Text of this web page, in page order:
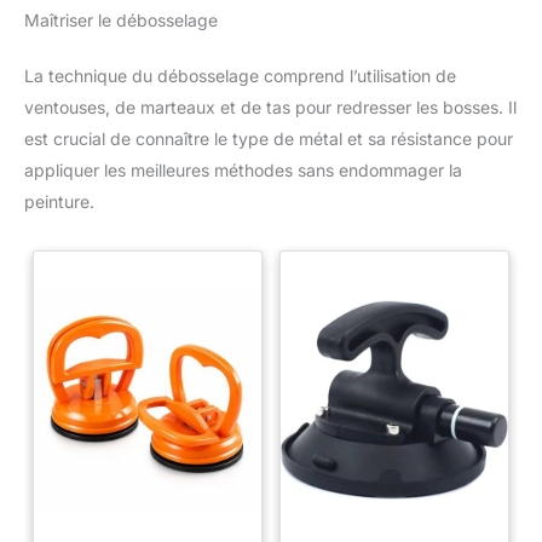
Maîtriser le débosselage
La technique du débosselage comprend l’utilisation de
ventouses, de marteaux et de tas pour redresser les bosses. Il
est crucial de connaître le type de métal et sa résistance pour
appliquer les meilleures méthodes sans endommager la
peinture.